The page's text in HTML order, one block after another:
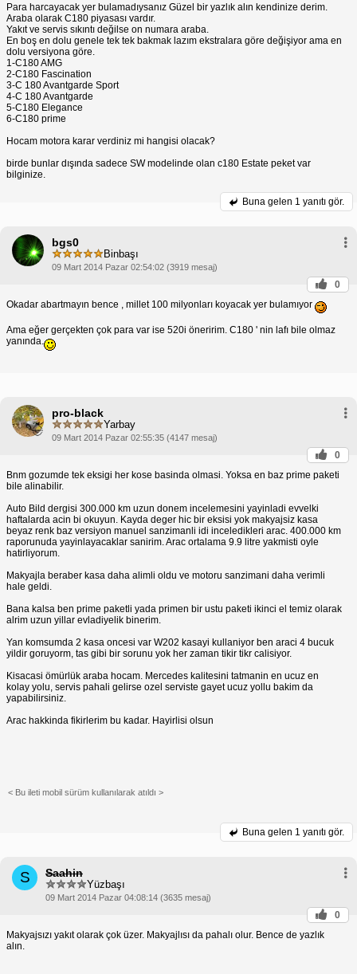
Eksiler:Yüksek fiyat:C180 diğer kompakt sedanlara
kıyasla pahalı bir seçenektir.
Yüksek bakım maliyetleri:Mercedes-Benz
araçları genellikle diğer markalardan daha yüksek
bakım maliyetlerine sahiptir.
Sınırlı bagaj alanı:
rakiplerine kıyasla daha küçüktür.
Sert süspansiyon:
süspansiyonunun sert olduğunu ve engebeli
Sonuç:
Mercedes-Benz C180, şık, güçlü ve teknolojik
olarak gelişmiş bir otomobildir. Ancak, satın
bulundurmalısın. Araştırmanı yaparak ve artılarını
ve eksilerini dikkatlice tartarak, C180'in senin için
Para harcayacak yer bulamadıysanız Güzel bir yazlık alın kendinize derim.
Araba olarak C180 piyasası vardır.
Yakıt ve servis sıkıntı değilse on numara araba.
En boş en dolu genele tek tek bakmak lazım ekstralara göre değişiyor ama en
dolu versiyona göre.
1-C180 AMG
2-C180 Fascination
3-C 180 Avantgarde Sport
4-C 180 Avantgarde
5-C180 Elegance
6-C180 prime
Hocam motora karar verdiniz mi hangisi olacak?
birde bunlar dışında sadece SW modelinde olan c180 Estate peket var
bilginize.
Buna gelen 1 yanıtı gör.
bgs0
Binbaşı
09 Mart 2014 Pazar 02:54:02 (3919 mesaj)
0
Okadar abartmayın bence , millet 100 milyonları koyacak yer bulamıyor
Ama eğer gerçekten çok para var ise 520i öneririm. C180 ' nin lafı bile olmaz
yanında.
pro-black
Yarbay
09 Mart 2014 Pazar 02:55:35 (4147 mesaj)
0
Bnm gozumde tek eksigi her kose basinda olmasi. Yoksa en baz prime paketi
bile alinabilir.
Auto Bild dergisi 300.000 km uzun donem incelemesini yayinladi evvelki
haftalarda acin bi okuyun. Kayda deger hic bir eksisi yok makyajsiz kasa
beyaz renk baz versiyon manuel sanzimanli idi inceledikleri arac. 400.000 km
raporunuda yayinlayacaklar sanirim. Arac ortalama 9.9 litre yakmisti oyle
hatirliyorum.
Makyajla beraber kasa daha alimli oldu ve motoru sanzimani daha verimli
hale geldi.
Bana kalsa ben prime paketli yada primen bir ustu paketi ikinci el temiz olarak
alrim uzun yillar evladiyelik binerim.
Yan komsumda 2 kasa oncesi var W202 kasayi kullaniyor ben araci 4 bucuk
yildir goruyorm, tas gibi bir sorunu yok her zaman tikir tikr calisiyor.
Kisacasi ömürlük araba hocam. Mercedes kalitesini tatmanin en ucuz en
kolay yolu, servis pahali gelirse ozel serviste gayet ucuz yollu bakim da
yapabilirsiniz.
Arac hakkinda fikirlerim bu kadar. Hayirlisi olsun
< Bu ileti mobil sürüm kullanılarak atıldı >
Buna gelen 1 yanıtı gör.
S Saahin
Yüzbaşı
09 Mart 2014 Pazar 04:08:14 (3635 mesaj)
0
Makyajsızı yakıt olarak çok üzer. Makyajlısı da pahalı olur. Bence de yazlık
alın.